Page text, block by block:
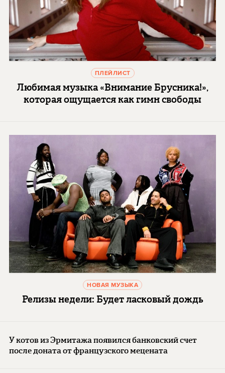
ПЛЕЙЛИСТ
Любимая музыка «Внимание Брусника!»,
которая ощущается как гимн свободы
НОВАЯ МУЗЫКА
Релизы недели: Будет ласковый дождь
У котов из Эрмитажа появился банковский счет
после доната от французского мецената